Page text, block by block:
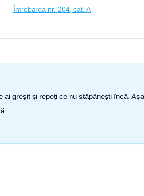
Întrebarea nr. 204, cat. A
greșit și repeți ce nu stăpânești încă.